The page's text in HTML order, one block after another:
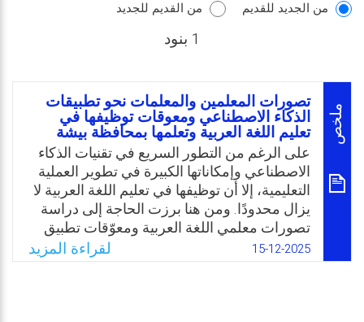
من الجديد للقديم
من القديم للجديد
1 بنود
ملخص
تصورات المعلمين والمعلمات نحو تطبيقات
الذكاء الاصطناعي ومعوقات توظيفها في
تعليم اللغة العربية وتعلمها بمحافظة بيشة
على الرغم من التطور السريع في تقنيات الذكاء
الاصطناعي وإمكاناتها الكبيرة في تطوير العملية
التعليمية، إلا أن توظيفها في تعليم اللغة العربية لا
يزال محدودًا. ومن هنا برزت الحاجة إلى دراسة
تصورات معلمي اللغة العربية ومعوّقات تطبيق
هذه التقنيات بمحافظة بيشة. وتمثلت مشكلة
الدراسة في التعرّف على واقع وعي المعلمين
15-12-2025 لقراءة المزيد